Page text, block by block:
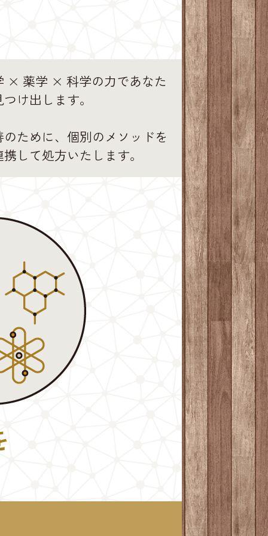
× 薬学 × 科学の力であなた
け出します。
ために、個別のメソッドを
して処方いたします。